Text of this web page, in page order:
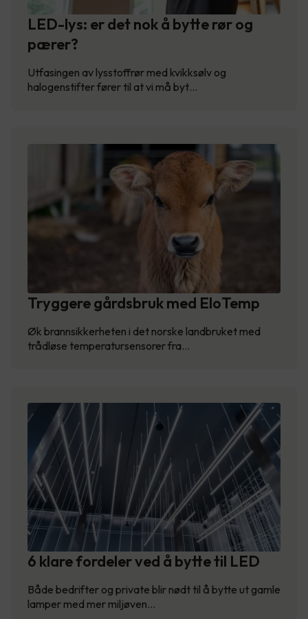
LED-lys: er det nok å bytte rør og
pærer?
Utfasingen av lysstoffrør med kvikksølv og
halogenstifter fører til at vi må byt…
Tryggere gårdsbruk med EloTemp
Øk brannsikkerheten i det norske landbruket med
trådløse temperatursensorer fra…
6 klare fordeler ved å bytte til LED
Både bedrifter og private blir nødt til å bytte ut gamle
lamper med mer miljøven…